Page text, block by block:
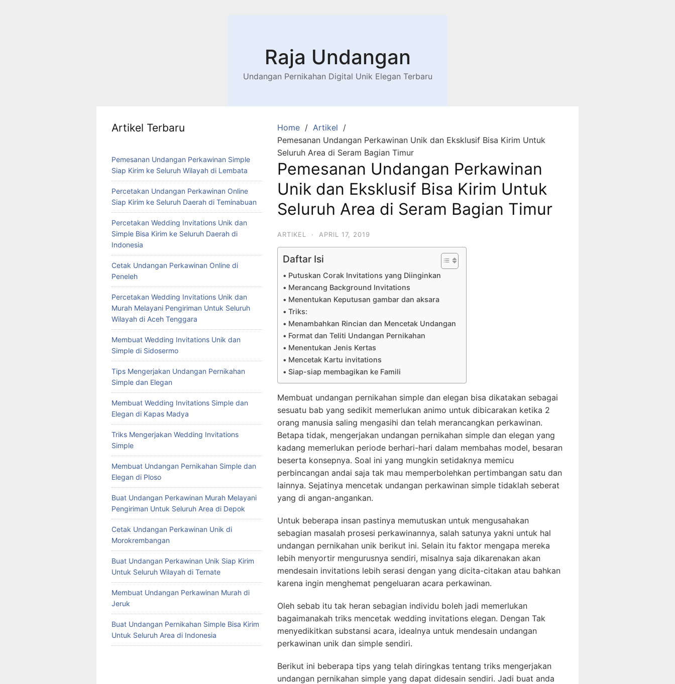
Raja Undangan
Undangan Pernikahan Digital Unik Elegan Terbaru
Home
Artikel
Pemesanan Undangan Perkawinan Unik dan Eksklusif Bisa Kirim Untuk
Seluruh Area di Seram Bagian Timur
Pemesanan Undangan Perkawinan
Unik dan Eksklusif Bisa Kirim Untuk
Seluruh Area di Seram Bagian Timur
ARTIKEL · APRIL 17, 2019
Daftar Isi
Putuskan Corak Invitations yang Diinginkan
Merancang Background Invitations
Menentukan Keputusan gambar dan aksara
Triks:
Menambahkan Rincian dan Mencetak Undangan
Format dan Teliti Undangan Pernikahan
Menentukan Jenis Kertas
Mencetak Kartu invitations
Siap-siap membagikan ke Famili
Membuat undangan pernikahan simple dan elegan bisa dikatakan sebagai
sesuatu bab yang sedikit memerlukan animo untuk dibicarakan ketika 2
orang manusia saling mengasihi dan telah merancangkan perkawinan.
Betapa tidak, mengerjakan undangan pernikahan simple dan elegan yang
kadang memerlukan periode berhari-hari dalam membahas model, besaran
beserta konsepnya. Soal ini yang mungkin setidaknya memicu
perbincangan andai saja tak mau memperbolehkan pertimbangan satu dan
lainnya. Sejatinya mencetak undangan perkawinan simple tidaklah seberat
yang di angan-angankan.
Untuk beberapa insan pastinya memutuskan untuk mengusahakan
sebagian masalah prosesi perkawinannya, salah satunya yakni untuk hal
undangan pernikahan unik berikut ini. Selain itu faktor mengapa mereka
lebih menyortir mengurusnya sendiri, misalnya saja dikarenakan akan
mendesain invitations lebih serasi dengan yang dicita-citakan atau bahkan
karena ingin menghemat pengeluaran acara perkawinan.
Oleh sebab itu tak heran sebagian individu boleh jadi memerlukan
bagaimanakah triks mencetak wedding invitations elegan. Dengan Tak
menyedikitkan substansi acara, idealnya untuk mendesain undangan
perkawinan unik dan simple sendiri.
Berikut ini beberapa tips yang telah diringkas tentang triks mengerjakan
undangan pernikahan simple yang dapat didesain sendiri. Jadi buat anda
Artikel Terbaru
Pemesanan Undangan Perkawinan Simple
Siap Kirim ke Seluruh Wilayah di Lembata
Percetakan Undangan Perkawinan Online
Siap Kirim ke Seluruh Daerah di Teminabuan
Percetakan Wedding Invitations Unik dan
Simple Bisa Kirim ke Seluruh Daerah di
Indonesia
Cetak Undangan Perkawinan Online di
Peneleh
Percetakan Wedding Invitations Unik dan
Murah Melayani Pengiriman Untuk Seluruh
Wilayah di Aceh Tenggara
Membuat Wedding Invitations Unik dan
Simple di Sidosermo
Tips Mengerjakan Undangan Pernikahan
Simple dan Elegan
Membuat Wedding Invitations Simple dan
Elegan di Kapas Madya
Triks Mengerjakan Wedding Invitations
Simple
Membuat Undangan Pernikahan Simple dan
Elegan di Ploso
Buat Undangan Perkawinan Murah Melayani
Pengiriman Untuk Seluruh Area di Depok
Cetak Undangan Perkawinan Unik di
Morokrembangan
Buat Undangan Perkawinan Unik Siap Kirim
Untuk Seluruh Wilayah di Ternate
Membuat Undangan Perkawinan Murah di
Jeruk
Buat Undangan Pernikahan Simple Bisa Kirim
Untuk Seluruh Area di Indonesia